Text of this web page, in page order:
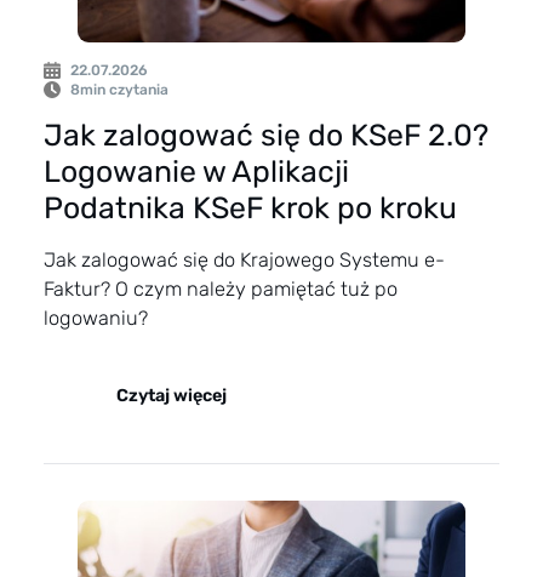
22.07.2026
8min czytania
Jak zalogować się do KSeF 2.0?
Logowanie w Aplikacji
Podatnika KSeF krok po kroku
Jak zalogować się do Krajowego Systemu e-
Faktur? O czym należy pamiętać tuż po
logowaniu?
Czytaj więcej